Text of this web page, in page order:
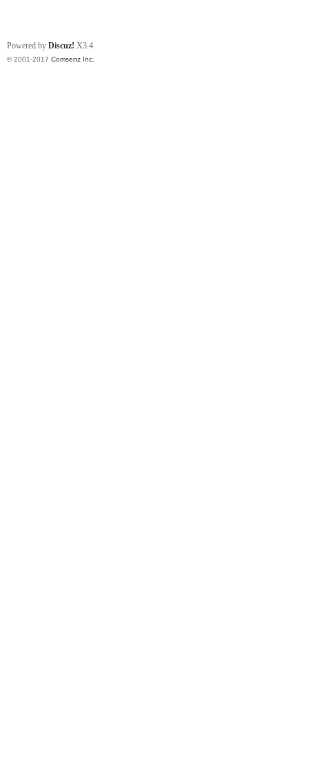
Powered by Discuz! X3.4
© 2001-2017 Comsenz Inc.